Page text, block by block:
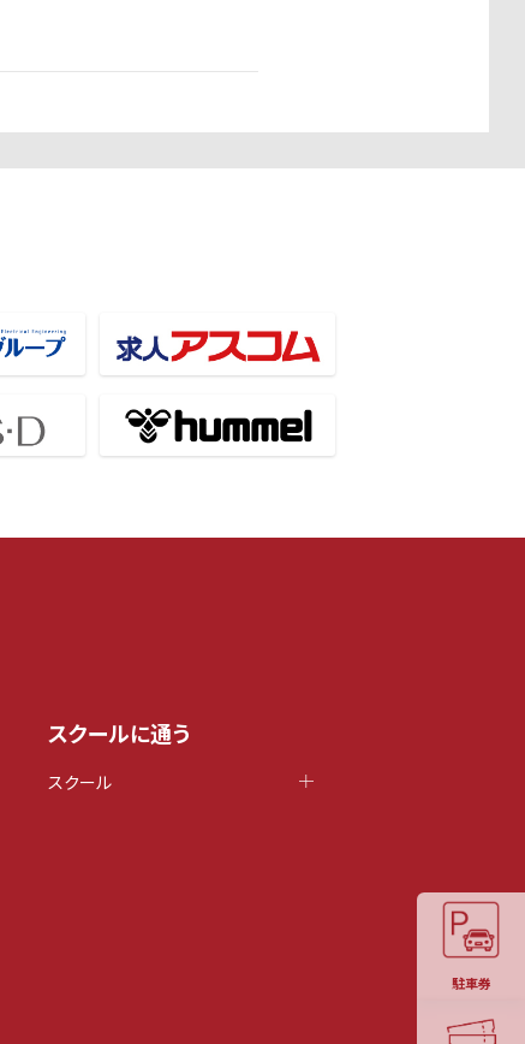
駐車券
スクールに通う
スクール